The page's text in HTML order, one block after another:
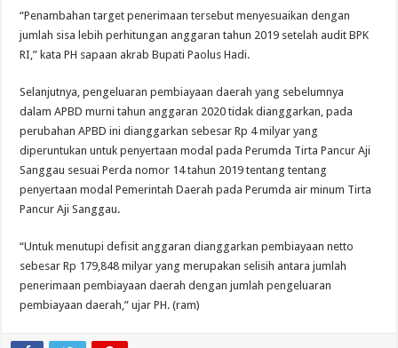
“Penambahan target penerimaan tersebut menyesuaikan dengan
jumlah sisa lebih perhitungan anggaran tahun 2019 setelah audit BPK
RI,” kata PH sapaan akrab Bupati Paolus Hadi.
Selanjutnya, pengeluaran pembiayaan daerah yang sebelumnya
dalam APBD murni tahun anggaran 2020 tidak dianggarkan, pada
perubahan APBD ini dianggarkan sebesar Rp 4 milyar yang
diperuntukan untuk penyertaan modal pada Perumda Tirta Pancur Aji
Sanggau sesuai Perda nomor 14 tahun 2019 tentang tentang
penyertaan modal Pemerintah Daerah pada Perumda air minum Tirta
Pancur Aji Sanggau.
“Untuk menutupi defisit anggaran dianggarkan pembiayaan netto
sebesar Rp 179,848 milyar yang merupakan selisih antara jumlah
penerimaan pembiayaan daerah dengan jumlah pengeluaran
pembiayaan daerah,” ujar PH. (ram)